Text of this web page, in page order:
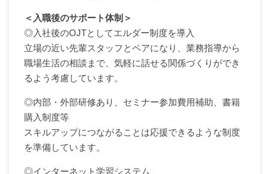
＜入職後のサポート体制＞
◎入社後のOJTとしてエルダー制度を導入
立場の近い先輩スタッフとペアになり、業務指導から
職場生活の相談まで、気軽に話せる関係づくりができ
るよう考慮しています。
◎内部・外部研修あり、セミナー参加費用補助、書籍
購入制度等
スキルアップにつながることは応援できるような制度
を準備しています。
◎インターネット学習システム